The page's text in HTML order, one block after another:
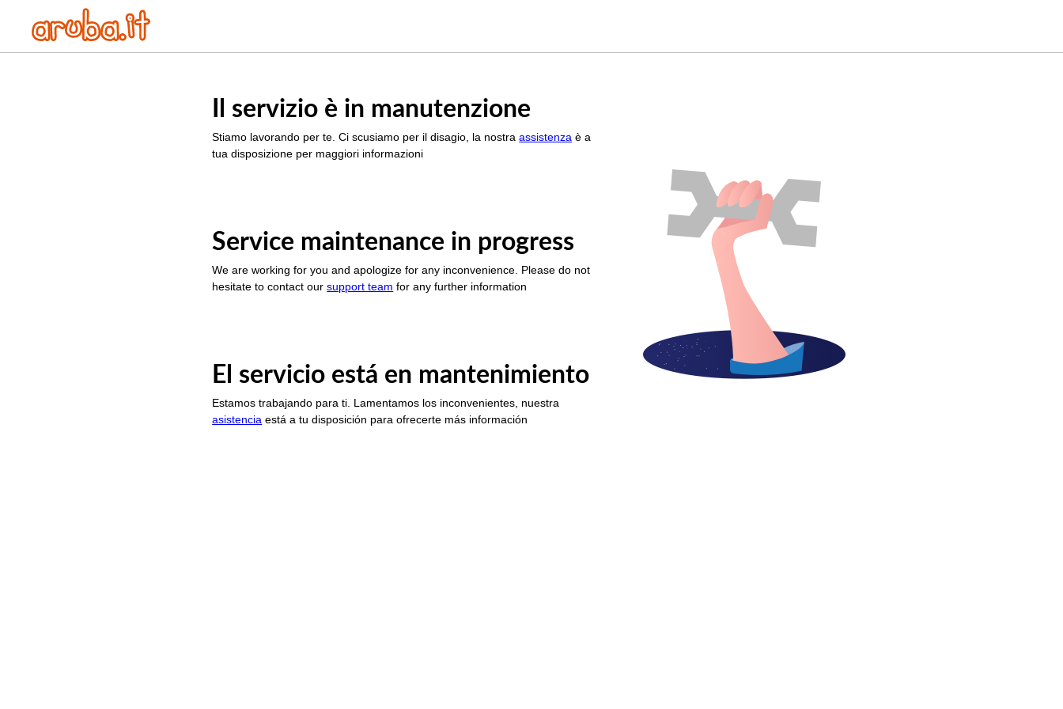
Il servizio è in manutenzione
Stiamo lavorando per te. Ci scusiamo per il disagio, la nostraassistenza è a
tua disposizione per maggiori informazioni
Service maintenance in progress
We are working for you and apologize for any inconvenience. Please do not
hesitate to contact oursupport team for any further information
El servicio está en mantenimiento
Estamos trabajando para ti. Lamentamos los inconvenientes, nuestra
asistencia está a tu disposición para ofrecerte más información